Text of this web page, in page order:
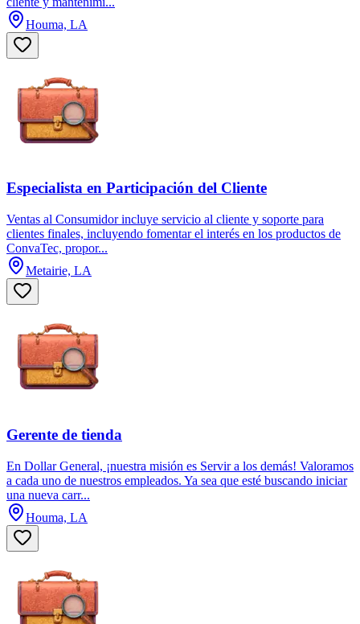
Houma, LA
Especialista en Participación del Cliente
Ventas al Consumidor incluye servicio al cliente y soporte para
clientes finales, incluyendo fomentar el interés en los productos de
ConvaTec, propor...
Metairie, LA
Gerente de tienda
En Dollar General, ¡nuestra misión es Servir a los demás! Valoramos
a cada uno de nuestros empleados. Ya sea que esté buscando iniciar
una nueva carr...
Houma, LA